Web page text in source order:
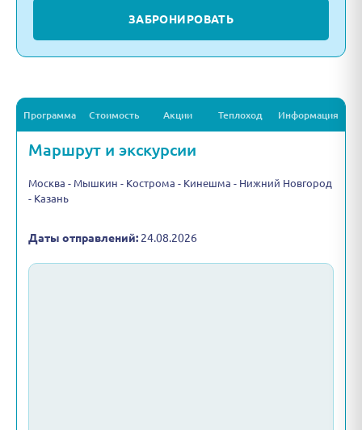
ЗАБРОНИРОВАТЬ
Программа Стоимость Акции Теплоход Информация
Маршрут и экскурсии
Москва - Мышкин - Кострома - Кинешма - Нижний Новгород
- Казань
Даты отправлений: 24.08.2026